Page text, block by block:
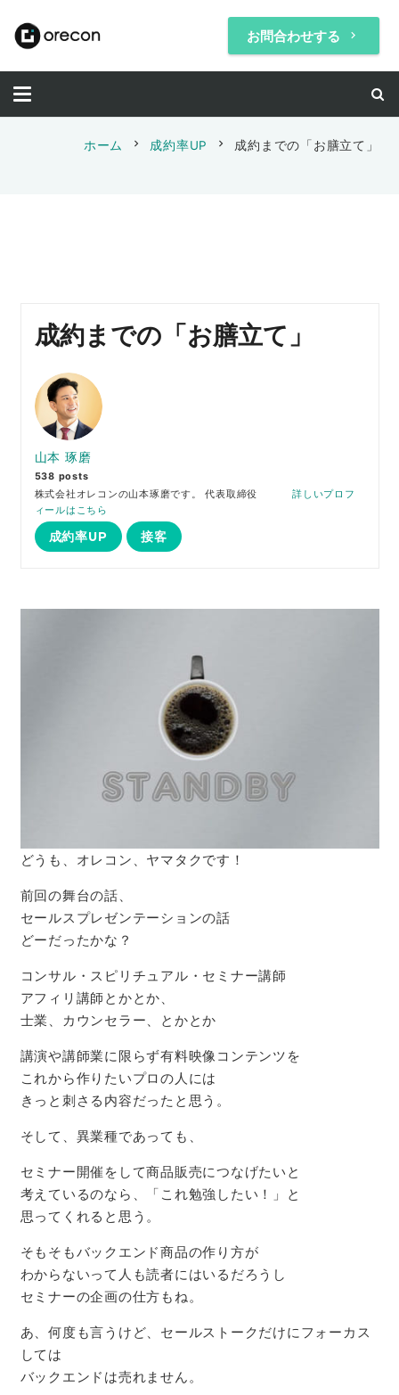
お問合わせする keyboard_arrow_right
ホーム chevron_right 成約率UP chevron_right 成約までの「お膳立て」
成約までの「お膳立て」
山本 琢磨
538 posts
株式会社オレコンの山本琢磨です。 代表取締役 詳しいプロフ
ィールはこちら
成約率UP 接客
どうも、オレコン、ヤマタクです！
前回の舞台の話、
セールスプレゼンテーションの話
どーだったかな？
コンサル・スピリチュアル・セミナー講師
アフィリ講師とかとか、
士業、カウンセラー、とかとか
講演や講師業に限らず有料映像コンテンツを
これから作りたいプロの人には
きっと刺さる内容だったと思う。
そして、異業種であっても、
セミナー開催をして商品販売につなげたいと
考えているのなら、「これ勉強したい！」と
思ってくれると思う。
そもそもバックエンド商品の作り方が
わからないって人も読者にはいるだろうし
セミナーの企画の仕方もね。
あ、何度も言うけど、セールストークだけにフォーカス
しては
バックエンドは売れません。